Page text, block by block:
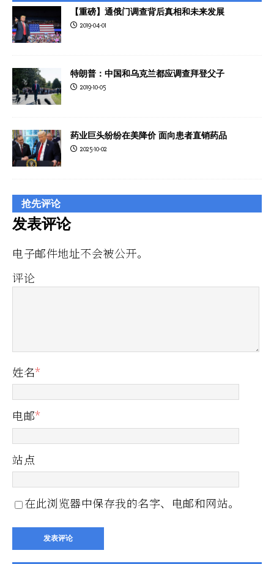
【重磅】通俄门调查背后真相和未来发展
2019-04-01
特朗普：中国和乌克兰都应调查拜登父子
2019-10-05
药业巨头纷纷在美降价 面向患者直销药品
2025-10-02
抢先评论
发表评论
电子邮件地址不会被公开。
评论
姓名*
电邮*
站点
在此浏览器中保存我的名字、电邮和网站。